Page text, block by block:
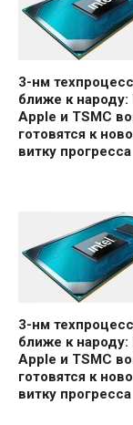
3-нм
ближе к народу:
Apple и TSMC
готовятся к
витку прогресса
3-нм
ближе к народу:
Apple и TSMC
готовятся к
витку прогресса